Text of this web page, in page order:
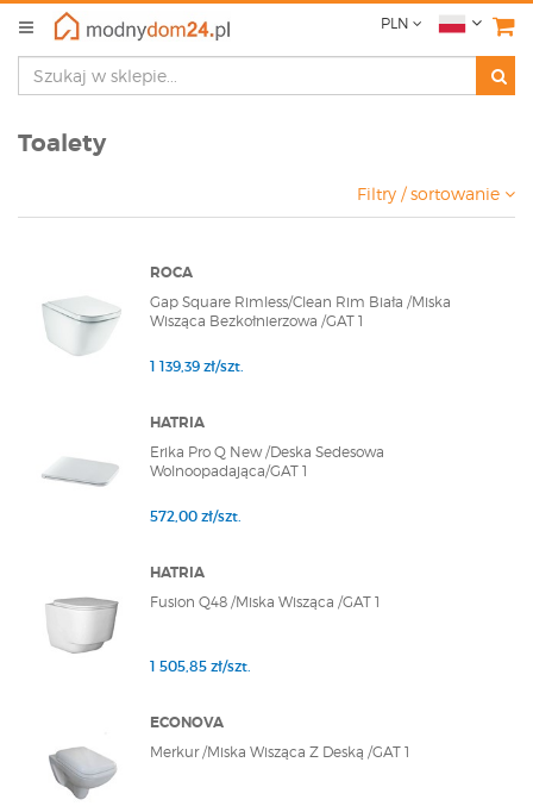
PLN
Toalety
Filtry / sortowanie
ROCA
Gap Square Rimless/Clean Rim Biała /Miska
Wisząca Bezkołnierzowa /GAT 1
1 139,39 zł/szt.
HATRIA
Erika Pro Q New /Deska Sedesowa
Wolnoopadająca/GAT 1
572,00 zł/szt.
HATRIA
Fusion Q48 /Miska Wisząca /GAT 1
1 505,85 zł/szt.
ECONOVA
Merkur /Miska Wisząca Z Deską /GAT 1